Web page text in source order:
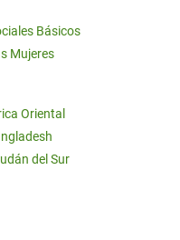
Básicos
Mujeres
Oriental
del Sur